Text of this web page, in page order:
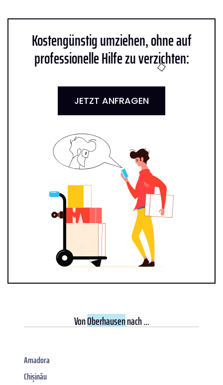
Kostengünstig umziehen, ohne auf
professionelle Hilfe zu verzichten:
JETZT ANFRAGEN
VonOberhausennach ...
Amadora
Chișinău